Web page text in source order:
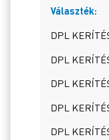
Választék:
DPL
DPL
DPL
DPL
DPL